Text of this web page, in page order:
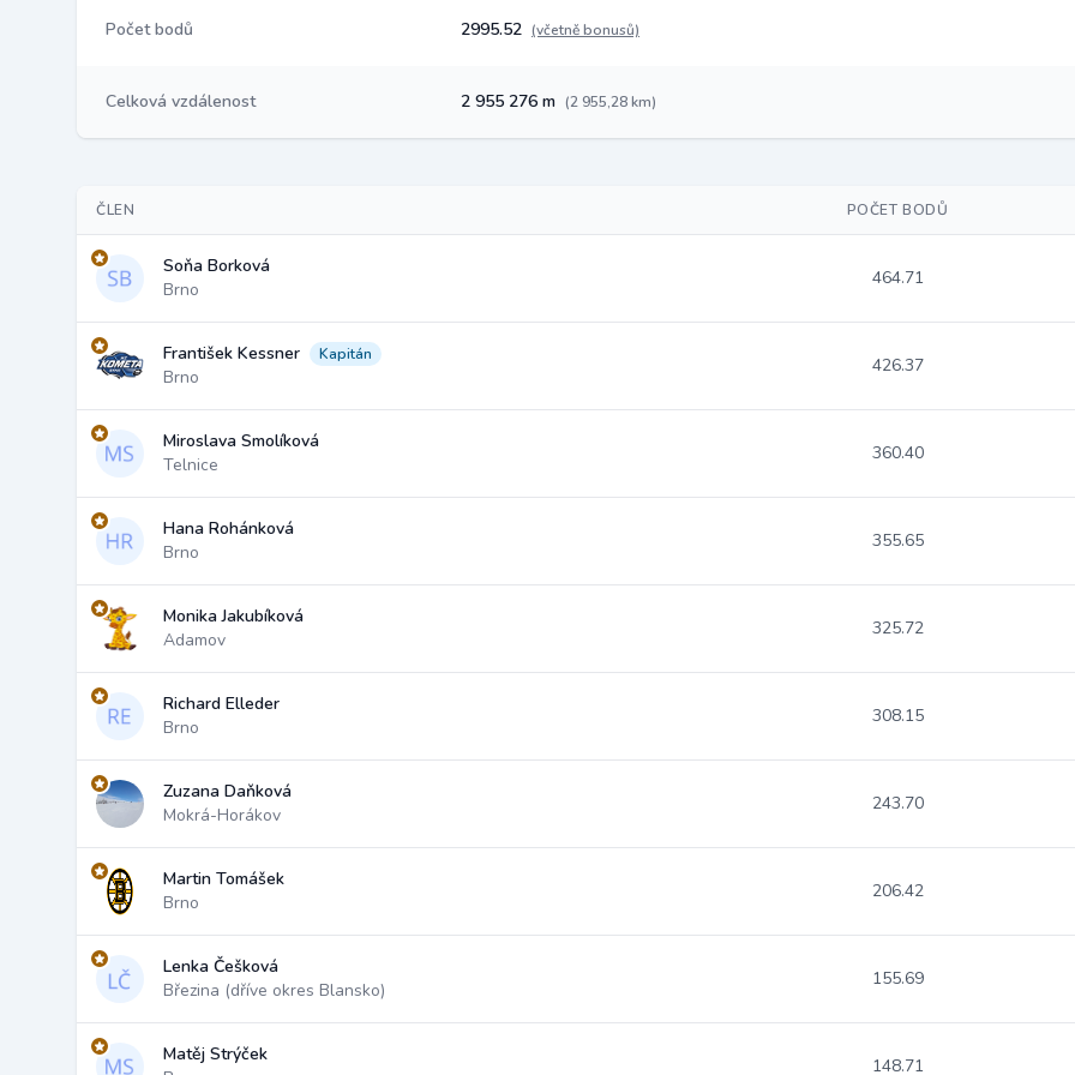
Počet bodů 2995.52 (včetně bonusů)
Celková vzdálenost 2 955 276 m (2 955,28 km)
ČLEN POČET BODŮ
Soňa Borková
Brno
464.71
František Kessner Kapitán
Brno
426.37
Miroslava Smolíková
Telnice
360.40
Hana Rohánková
Brno
355.65
Monika Jakubíková
Adamov
325.72
Richard Elleder
Brno
308.15
Zuzana Daňková
Mokrá-Horákov
243.70
Martin Tomášek
Brno
206.42
Lenka Češková
Březina (dříve okres Blansko)
155.69
Matěj Strýček
148.71